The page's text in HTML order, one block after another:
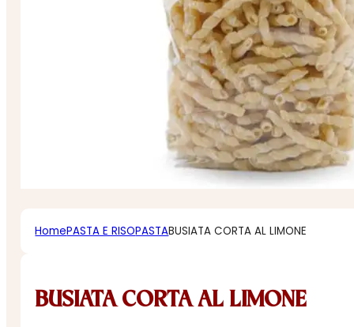
HomePASTA E RISOPASTABUSIATA CORTA AL LIMONE
BUSIATA CORTA AL LIMONE